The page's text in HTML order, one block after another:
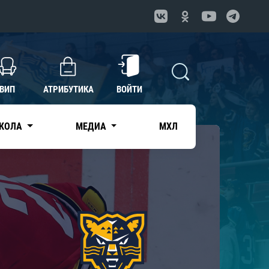
ВИП АТРИБУТИКА ВОЙТИ
МЕДИА МХЛ